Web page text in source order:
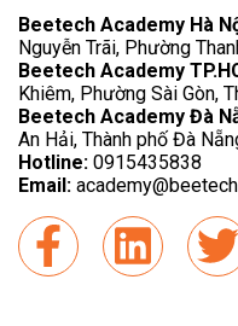
Beetech Academy Hà
Nguyễn Trãi, Phường
Beetech Academy
Khiêm, Phường Sài Gòn,
Beetech Academy Đà
An Hải, Thành phố Đà
Hotline: 0915435838
Email: